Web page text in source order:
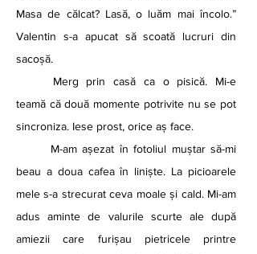
Masa de călcat? Lasă, o luăm mai încolo.”
Valentin s-a apucat să scoată lucruri din
sacoșă.
teamă că două momente potrivite nu se pot
sincroniza. Iese prost, orice aș face.
beau a doua cafea în liniște. La picioarele
mele s-a strecurat ceva moale și cald. Mi-am
adus aminte de valurile scurte ale după
amiezii care furișau pietricele printre